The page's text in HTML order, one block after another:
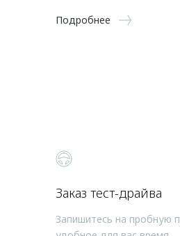
Подробнее
Заказ тест-драйва
Запишитесь на пробную